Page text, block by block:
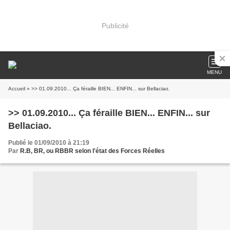
Publicité
MENU
Accueil » >> 01.09.2010... Ça féraille BIEN... ENFIN... sur Bellaciao.
>> 01.09.2010... Ça féraille BIEN... ENFIN... sur
Bellaciao.
Publié le 01/09/2010 à 21:19
Par R.B, BR, ou RBBR selon l'état des Forces Réelles